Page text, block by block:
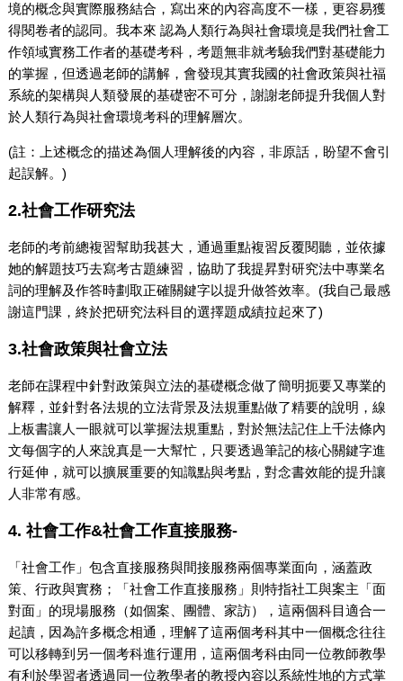
境的概念與實際服務結合，寫出來的內容高度不一樣，更容易獲
得閱卷者的認同。我本來 認為人類行為與社會環境是我們社會工
作領域實務工作者的基礎考科，考題無非就考驗我們對基礎能力
的掌握，但透過老師的講解，會發現其實我國的社會政策與社福
系統的架構與人類發展的基礎密不可分，謝謝老師提升我個人對
於人類行為與社會環境考科的理解層次。
(註：上述概念的描述為個人理解後的內容，非原話，盼望不會引
起誤解。)
2.社會工作研究法
老師的考前總複習幫助我甚大，通過重點複習反覆閱聽，並依據
她的解題技巧去寫考古題練習，協助了我提昇對研究法中專業名
詞的理解及作答時劃取正確關鍵字以提升做答效率。(我自己最感
謝這門課，終於把研究法科目的選擇題成績拉起來了)
3.社會政策與社會立法
老師在課程中針對政策與立法的基礎概念做了簡明扼要又專業的
解釋，並針對各法規的立法背景及法規重點做了精要的說明，線
上板書讓人一眼就可以掌握法規重點，對於無法記住上千法條內
文每個字的人來說真是一大幫忙，只要透過筆記的核心關鍵字進
行延伸，就可以擴展重要的知識點與考點，對念書效能的提升讓
人非常有感。
4. 社會工作&社會工作直接服務-
「社會工作」包含直接服務與間接服務兩個專業面向，涵蓋政
策、行政與實務；「社會工作直接服務」則特指社工與案主「面
對面」的現場服務（如個案、團體、家訪），這兩個科目適合一
起讀，因為許多概念相通，理解了這兩個考科其中一個概念往往
可以移轉到另一個考科進行運用，這兩個考科由同一位教師教學
有利於學習者透過同一位教學者的教授內容以系統性地的方式掌